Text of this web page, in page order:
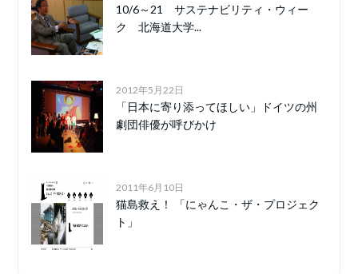
10/6～21 サステナビリティ・ウィー
ク 北海道大学...
2012年5月22日
「日本に寄り添ってほしい」ドイツの州
劇団俳優が呼びかけ
2011年6月10日
猫島救え！ 「にゃんこ・ザ・プロジェク
ト」